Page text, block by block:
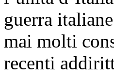
guerra
mai molti
recenti